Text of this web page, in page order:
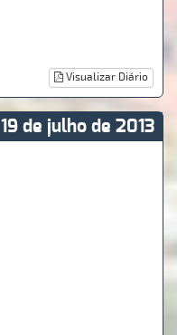
Visualizar Diário
19 de julho de 2013